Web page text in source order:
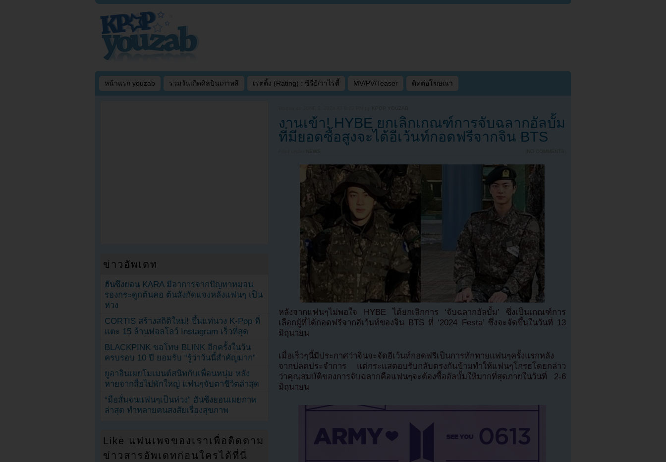
หน้าแรก youzab รวมวันเกิดศิลปินเกาหลี เรตติ้ง (Rating) : ซีรี่ย์/วาไรตี้ MV/PV/Teaser ติดต่อโฆษณา
KPOP YOUZAB
งานเข้า! HYBE ยกเลิกเกณฑ์การจับฉลากอัลบั้ม
ที่มียอดซื้อสูงจะได้อีเว้นท์กอดฟรีจากจิน BTS
NEWS NO COMMENTS
หลังจากแฟนๆไม่พอใจ HYBE ได้ยกเลิกการ ‘จับฉลากอัลบั้ม’ ซึ่งเป็นเกณฑ์การ
เลือกผู้ที่ได้กอดฟรีจากอีเว้นท์ของจิน BTS ที่ ‘2024 Festa’ ซึ่งจะจัดขึ้นในวันที่ 13
มิถุนายน
เมื่อเร็วๆนี้มีประกาศว่าจินจะจัดอีเว้นท์กอดฟรีเป็นการทักทายแฟนๆครั้งแรกหลัง
จากปลดประจำการ แต่กระแสตอบรับกลับตรงกันข้ามทำให้แฟนๆโกรธโดยกล่าว
ว่าคุณสมบัติของการจับฉลากคือแฟนๆจะต้องซื้ออัลบั้มให้มากที่สุดภายในวันที่ 2-6
มิถุนายน
ข่าวอัพเดท
ฮันซึงยอน KARA มีอาการจากปัญหาหมอน
รองกระดูกต้นคอ ต้นสังกัดแจงหลังแฟนๆ เป็น
ห่วง
CORTIS สร้างสถิติใหม่! ขึ้นแท่นวง K-Pop ที่
แตะ 15 ล้านฟอลโลว์ Instagram เร็วที่สุด
BLACKPINK ขอโทษ BLINK อีกครั้งในวัน
ครบรอบ 10 ปี ยอมรับ “รู้ว่าวันนี้สำคัญมาก”
ยูอาอินเผยโมเมนต์สนิทกับเพื่อนหนุ่ม หลัง
หายจากสื่อไปพักใหญ่ แฟนๆจับตาชีวิตล่าสุด
“มือสั่นจนแฟนๆเป็นห่วง” ฮันซึงยอนเผยภาพ
ล่าสุด ทำหลายคนสงสัยเรื่องสุขภาพ
Like แฟนเพจของเราเพื่อติดตาม
ข่าวสารอัพเดทก่อนใครได้ที่นี่